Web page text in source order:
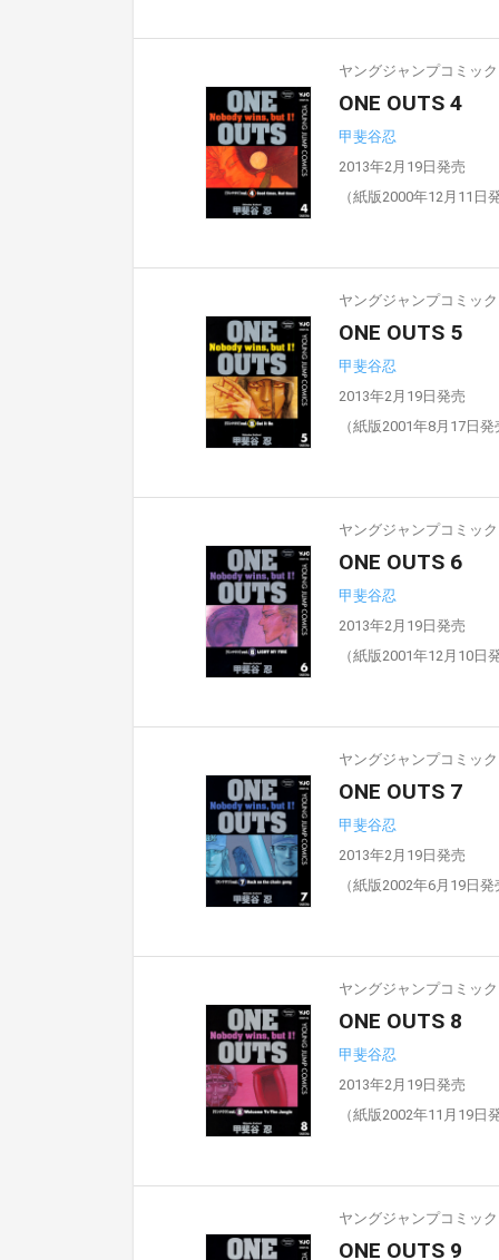
ヤングジャンプコミック
ONE OUTS 4
甲斐谷忍
2013年2月19日発売
（紙版2000年12月11日
ヤングジャンプコミック
ONE OUTS 5
甲斐谷忍
2013年2月19日発売
（紙版2001年8月17日発
ヤングジャンプコミック
ONE OUTS 6
甲斐谷忍
2013年2月19日発売
（紙版2001年12月10日
ヤングジャンプコミック
ONE OUTS 7
甲斐谷忍
2013年2月19日発売
（紙版2002年6月19日発
ヤングジャンプコミック
ONE OUTS 8
甲斐谷忍
2013年2月19日発売
（紙版2002年11月19日
ヤングジャンプコミック
ONE OUTS 9